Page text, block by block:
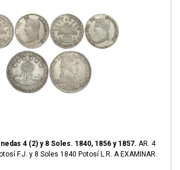
4 (2) y 8 Soles. 1840, 1856 y 1857. AR. 4
F.J. y 8 Soles 1840 Potosí L.R. A EXAMINAR.